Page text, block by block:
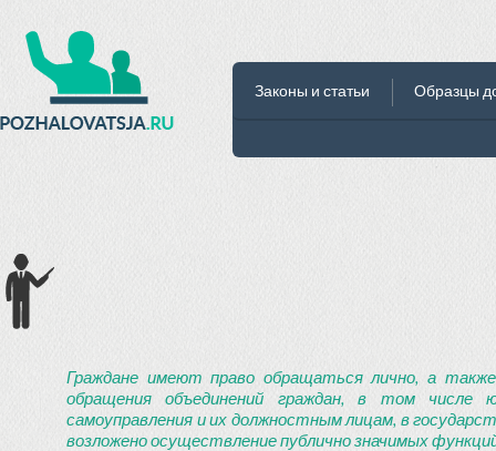
Законы и статьи Образцы
Граждане имеют право обращаться лично, а
обращения объединений граждан, в том числе
самоуправления и их должностным лицам, в
возложено осуществление публично значимых